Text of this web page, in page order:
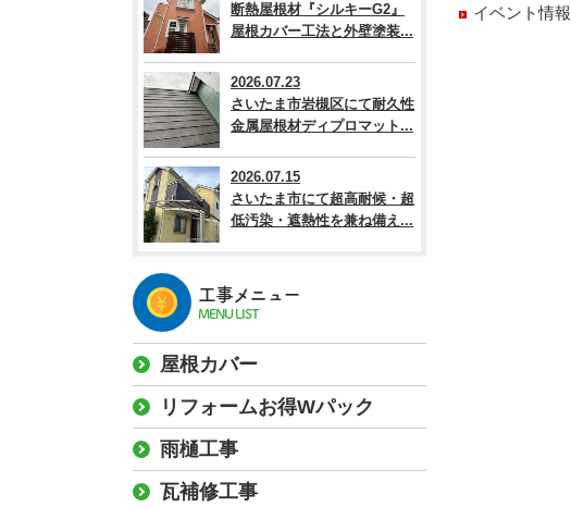
イベント情報
断熱屋根材『シルキーG2』
屋根カバー工法と外壁塗装...
2026.07.23
さいたま市岩槻区にて耐久性
金属屋根材ディプロマット...
2026.07.15
さいたま市にて超高耐候・超
低汚染・遮熱性を兼ね備え...
工事メニュー
MENU LIST
屋根カバー
リフォームお得Wパック
雨樋工事
瓦補修工事